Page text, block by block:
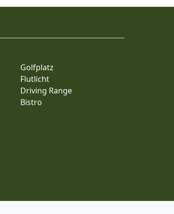
Golfplatz
Flutlicht
Driving Range
Bistro